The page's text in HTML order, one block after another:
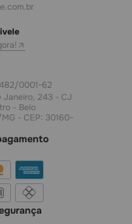
0001-62
Janeiro, 243 - CJ
- Belo
- CEP: 30160-